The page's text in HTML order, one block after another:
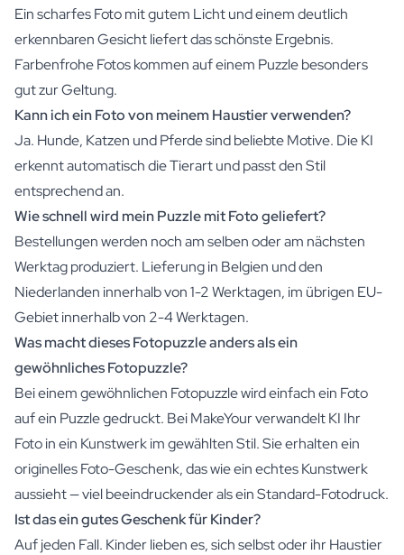
Ein scharfes Foto mit gutem Licht und einem deutlich
erkennbaren Gesicht liefert das schönste Ergebnis.
Farbenfrohe Fotos kommen auf einem Puzzle besonders
gut zur Geltung.
Kann ich ein Foto von meinem Haustier verwenden?
Ja. Hunde, Katzen und Pferde sind beliebte Motive. Die KI
erkennt automatisch die Tierart und passt den Stil
entsprechend an.
Wie schnell wird mein Puzzle mit Foto geliefert?
Bestellungen werden noch am selben oder am nächsten
Werktag produziert. Lieferung in Belgien und den
Niederlanden innerhalb von 1-2 Werktagen, im übrigen EU-
Gebiet innerhalb von 2-4 Werktagen.
Was macht dieses Fotopuzzle anders als ein
gewöhnliches Fotopuzzle?
Bei einem gewöhnlichen Fotopuzzle wird einfach ein Foto
auf ein Puzzle gedruckt. Bei MakeYour verwandelt KI Ihr
Foto in ein Kunstwerk im gewählten Stil. Sie erhalten ein
originelles Foto-Geschenk, das wie ein echtes Kunstwerk
aussieht — viel beeindruckender als ein Standard-Fotodruck.
Ist das ein gutes Geschenk für Kinder?
Auf jeden Fall. Kinder lieben es, sich selbst oder ihr Haustier